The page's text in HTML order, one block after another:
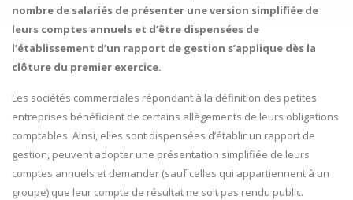
nombre de salariés de présenter une version simplifiée de
leurs comptes annuels et d’être dispensées de
l’établissement d’un rapport de gestion s’applique dès la
clôture du premier exercice.
Les sociétés commerciales répondant à la définition des petites
entreprises bénéficient de certains allègements de leurs obligations
comptables. Ainsi, elles sont dispensées d’établir un rapport de
gestion, peuvent adopter une présentation simplifiée de leurs
comptes annuels et demander (sauf celles qui appartiennent à un
groupe) que leur compte de résultat ne soit pas rendu public.